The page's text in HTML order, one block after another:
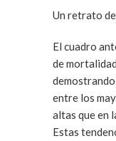
Un retrato
El cuadro
de
entre los
altas que en
Estas